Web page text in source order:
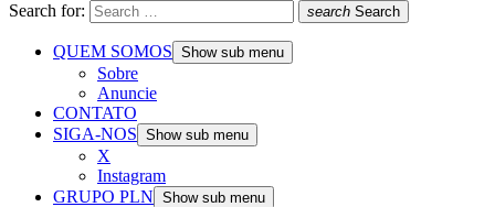
Search for: search Search
QUEM SOMOS Show sub menu
Sobre
Anuncie
CONTATO
SIGA-NOS Show sub menu
X
Instagram
GRUPO PLN Show sub menu